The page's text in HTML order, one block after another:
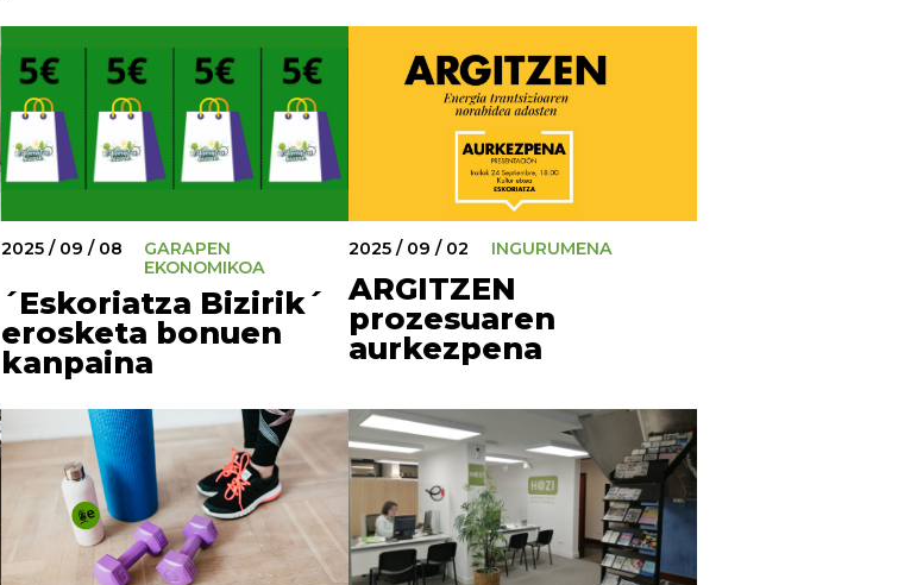
2025 / 09 / 08
GARAPEN
EKONOMIKOA
´Eskoriatza Bizirik´
erosketa bonuen
kanpaina
2025 / 09 / 02 INGURUMENA
ARGITZEN
prozesuaren
aurkezpena